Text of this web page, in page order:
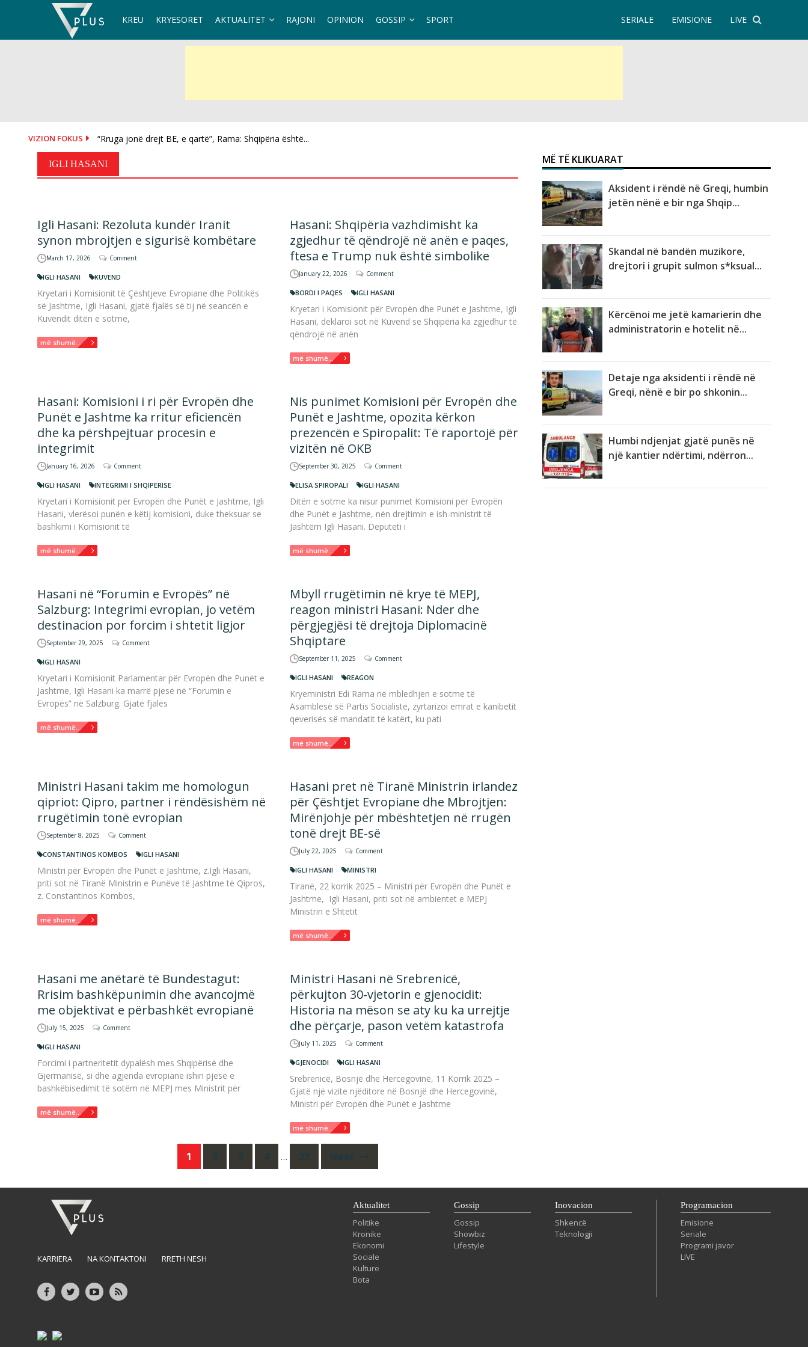
KREU KRYESORET AKTUALITET RAJONI OPINION GOSSIP SPORT LIVE
EMISIONE
SERIALE
VIZION FOKUS
“Rruga jonë drejt BE, e qartë”, Rama: Shqipëria është...
Reali, dy goditje në pak orë! Blen Diomande dhe...
IGLI HASANI
Igli Hasani: Rezoluta kundër Iranit
synon mbrojtjen e sigurisë kombëtare
March 17, 2026 Comment
IGLI HASANI KUVEND
Kryetari i Komisionit të Çështjeve Evropiane dhe Politikës
së Jashtme, Igli Hasani, gjatë fjalës së tij në seancën e
Kuvendit ditën e sotme,
më shumë...
Hasani: Shqipëria vazhdimisht ka
zgjedhur të qëndrojë në anën e paqes,
ftesa e Trump nuk është simbolike
January 22, 2026 Comment
BORDI I PAQES IGLI HASANI
Kryetari i Komisionit për Evropën dhe Punët e Jashtme, Igli
Hasani, deklaroi sot në Kuvend se Shqipëria ka zgjedhur të
qëndrojë në anën
më shumë...
Hasani: Komisioni i ri për Evropën dhe
Punët e Jashtme ka rritur eficiencën
dhe ka përshpejtuar procesin e
integrimit
January 16, 2026 Comment
IGLI HASANI INTEGRIMI I SHQIPERISE
Kryetari i Komisionit për Evropën dhe Punët e Jashtme, Igli
Hasani, vlerësoi punën e këtij komisioni, duke theksuar se
bashkimi i Komisionit të
më shumë...
Nis punimet Komisioni për Evropën dhe
Punët e Jashtme, opozita kërkon
prezencën e Spiropalit: Të raportojë për
vizitën në OKB
September 30, 2025 Comment
ELISA SPIROPALI IGLI HASANI
Ditën e sotme ka nisur punimet Komisioni për Evropën
dhe Punët e Jashtme, nën drejtimin e ish-ministrit të
Jashtëm Igli Hasani. Deputeti i
më shumë...
Hasani në “Forumin e Evropës” në
Salzburg: Integrimi evropian, jo vetëm
destinacion por forcim i shtetit ligjor
September 29, 2025 Comment
IGLI HASANI
Kryetari i Komisionit Parlamentar për Evropën dhe Punët e
Jashtme, Igli Hasani ka marrë pjesë në “Forumin e
Evropës” në Salzburg. Gjatë fjalës
më shumë...
Mbyll rrugëtimin në krye të MEPJ,
reagon ministri Hasani: Nder dhe
përgjegjësi të drejtoja Diplomacinë
Shqiptare
September 11, 2025 Comment
IGLI HASANI REAGON
Kryeministri Edi Rama në mbledhjen e sotme të
Asamblesë së Partis Socialiste, zyrtarizoi emrat e kanibetit
qeverisës së mandatit të katërt, ku pati
më shumë...
Ministri Hasani takim me homologun
qipriot: Qipro, partner i rëndësishëm në
rrugëtimin tonë evropian
September 8, 2025 Comment
CONSTANTINOS KOMBOS IGLI HASANI
Ministri për Evropën dhe Punët e Jashtme, z.Igli Hasani,
priti sot në Tiranë Ministrin e Punëve të Jashtme të Qipros,
z. Constantinos Kombos,
më shumë...
Hasani pret në Tiranë Ministrin irlandez
për Çështjet Evropiane dhe Mbrojtjen:
Mirënjohje për mbështetjen në rrugën
tonë drejt BE-së
July 22, 2025 Comment
IGLI HASANI MINISTRI
Tiranë, 22 korrik 2025 – Ministri për Evropën dhe Punët e
Jashtme, Igli Hasani, priti sot në ambientet e MEPJ
Ministrin e Shtetit
më shumë...
Hasani me anëtarë të Bundestagut:
Rrisim bashkëpunimin dhe avancojmë
me objektivat e përbashkët evropianë
July 15, 2025 Comment
IGLI HASANI
Forcimi i partneritetit dypalësh mes Shqipërisë dhe
Gjermanisë, si dhe agjenda evropiane ishin pjesë e
bashkëbisedimit të sotëm në MEPJ mes Ministrit për
më shumë...
Ministri Hasani në Srebrenicë,
përkujton 30-vjetorin e gjenocidit:
Historia na mëson se aty ku ka urrejtje
dhe përçarje, pason vetëm katastrofa
July 11, 2025 Comment
GJENOCIDI IGLI HASANI
Srebrenicë, Bosnjë dhe Hercegovinë, 11 Korrik 2025 –
Gjatë një vizite njëditore në Bosnjë dhe Hercegovinë,
Ministri për Evropën dhe Punët e Jashtme
më shumë...
1 2 3 4 … 23 Next
MË TË KLIKUARAT
Aksident i rëndë në Greqi, humbin
jetën nënë e bir nga Shqip...
Skandal në bandën muzikore,
drejtori i grupit sulmon s*ksual...
Kërcënoi me jetë kamarierin dhe
administratorin e hotelit në...
Detaje nga aksidenti i rëndë në
Greqi, nënë e bir po shkonin...
Humbi ndjenjat gjatë punës në
një kantier ndërtimi, ndërron...
KARRIERA NA KONTAKTONI RRETH NESH
Aktualitet
Politike
Kronike
Ekonomi
Sociale
Kulture
Bota
Gossip
Gossip
Showbiz
Lifestyle
Inovacion
Shkencë
Teknologji
Programacion
Emisione
Seriale
Programi javor
LIVE